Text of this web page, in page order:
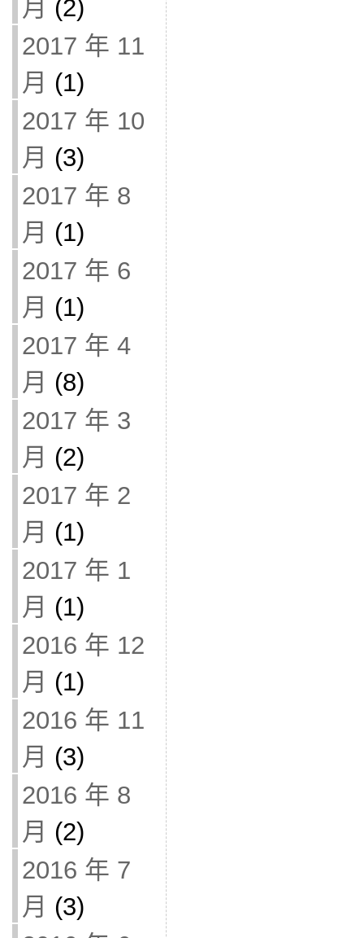
月 (2)
2017 年 11
月 (1)
2017 年 10
月 (3)
2017 年 8
月 (1)
2017 年 6
月 (1)
2017 年 4
月 (8)
2017 年 3
月 (2)
2017 年 2
月 (1)
2017 年 1
月 (1)
2016 年 12
月 (1)
2016 年 11
月 (3)
2016 年 8
月 (2)
2016 年 7
月 (3)